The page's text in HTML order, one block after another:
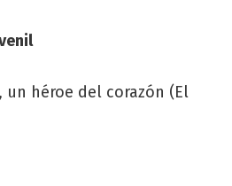
un héroe del corazón (El